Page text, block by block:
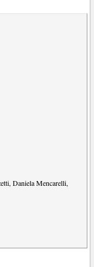
,Daniela Mencarelli,